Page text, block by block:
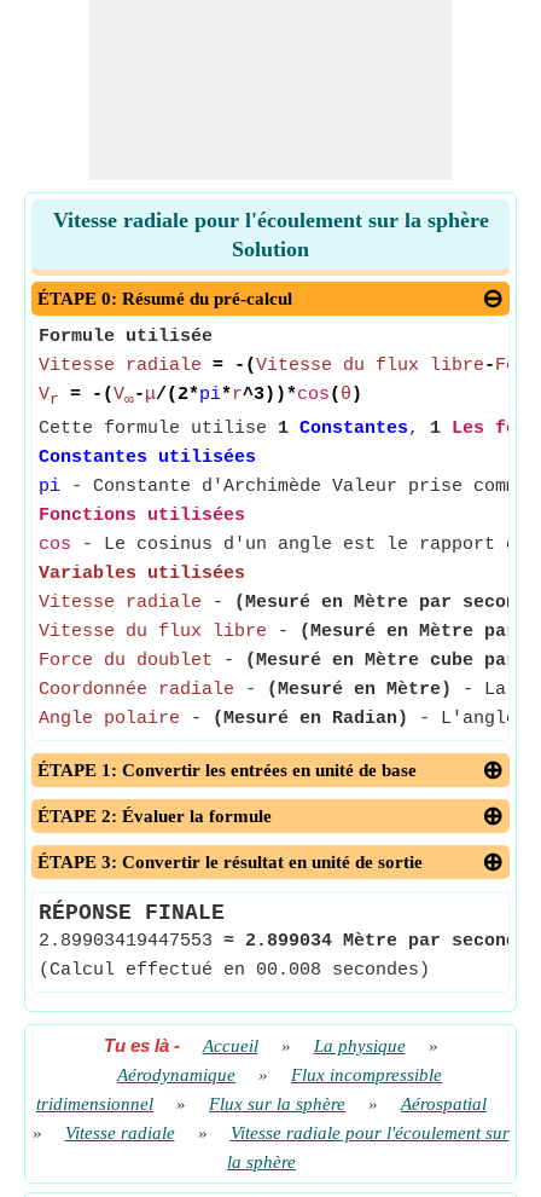
Vitesse radiale pour l'écoulement sur la sphère
Solution
ÉTAPE 0: Résumé du pré-calcul
Formule utilisée
Vitesse radiale = -(Vitesse du flux libre-
Vr = -(V∞-μ/(2*pi*r^3))*cos( θ )
Cette formule utilise 1 Constantes, 1 Les
Constantes utilisées
pi - Constante d'Archimède Valeur prise comme
Fonctions utilisées
cos - Le cosinus d'un angle est le rapport
Variables utilisées
Vitesse radiale -
(Mesuré en Mètre par
Vitesse du flux libre -
(Mesuré en Mètre par
Force du doublet -
(Mesuré en Mètre cube par
Coordonnée radiale - (Mesuré en Mètre)
- La
Angle polaire - (Mesuré en Radian) - L'angle
ÉTAPE 1: Convertir les entrées en unité de base
ÉTAPE 2: Évaluer la formule
ÉTAPE 3: Convertir le résultat en unité de sortie
RÉPONSE FINALE
2.89903419447553 ≈ 2.899034 Mètre par seconde
(Calcul effectué en 00.008 secondes)
Tu es là- Accueil » La physique
»
Aérodynamique
»
Flux incompressible
tridimensionnel
» Flux sur la sphère »
Aérospatial
»
Vitesse radiale »
Vitesse radiale pour l'écoulement sur
la sphère